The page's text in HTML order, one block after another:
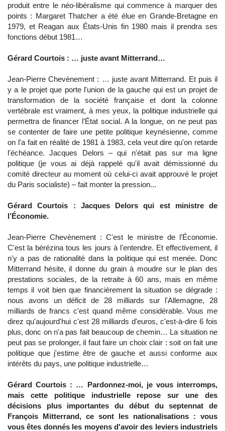
produit entre le néo-libéralisme qui commence à marquer des
points : Margaret Thatcher a été élue en Grande-Bretagne en
1979, et Reagan aux États-Unis fin 1980 mais il prendra ses
fonctions début 1981…
Gérard Courtois : … juste avant Mitterrand…
Jean-Pierre Chevènement : … juste avant Mitterrand. Et puis il
y a le projet que porte l'union de la gauche qui est un projet de
transformation de la société française et dont la colonne
vertébrale est vraiment, à mes yeux, la politique industrielle qui
permettra de financer l’État social. A la longue, on ne peut pas
se contenter de faire une petite politique keynésienne, comme
on l'a fait en réalité de 1981 à 1983, cela veut dire qu'on retarde
l'échéance. Jacques Delors – qui n'était pas sur ma ligne
politique (je vous ai déjà rappelé qu'il avait démissionné du
comité directeur au moment où celui-ci avait approuvé le projet
du Paris socialiste) – fait monter la pression...
Gérard Courtois : Jacques Delors qui est ministre de
l’Économie.
Jean-Pierre Chevènement : C'est le ministre de l’Économie.
C'est la bérézina tous les jours à l'entendre. Et effectivement, il
n'y a pas de rationalité dans la politique qui est menée. Donc
Mitterrand hésite, il donne du grain à moudre sur le plan des
prestations sociales, de la retraite à 60 ans, mais en même
temps il voit bien que financièrement la situation se dégrade :
nous avons un déficit de 28 milliards sur l'Allemagne, 28
milliards de francs c'est quand même considérable. Vous me
direz qu'aujourd'hui c'est 28 milliards d'euros, c'est-à-dire 6 fois
plus, donc on n'a pas fait beaucoup de chemin… La situation ne
peut pas se prolonger, il faut faire un choix clair : soit on fait une
politique que j'estime être de gauche et aussi conforme aux
intérêts du pays, une politique industrielle…
Gérard Courtois : … Pardonnez-moi, je vous interromps,
mais cette politique industrielle repose sur une des
décisions plus importantes du début du septennat de
François Mitterrand, ce sont les nationalisations : vous
vous êtes donnés les moyens d'avoir des leviers industriels